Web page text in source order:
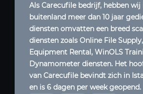
Als Carecufile bedrijf, hebben wij
buitenland meer dan 10 jaar
diensten omvatten een breed
diensten zoals Online File
Equipment Rental, WinOLS
Dynamometer diensten. Het
van Carecufile bevindt zich in
en is 6 dagen per week geopend.